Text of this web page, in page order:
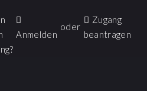
Anmelden
oder
Zugang
beantragen